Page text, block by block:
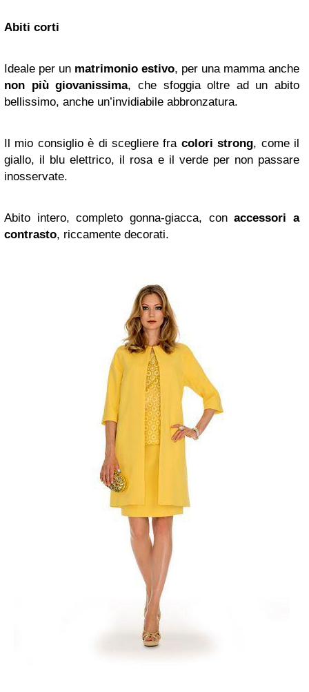
Abiti corti
Ideale per un matrimonio estivo, per una mamma anche
non più giovanissima, che sfoggia oltre ad un abito
bellissimo, anche un’invidiabile abbronzatura.
Il mio consiglio è di scegliere fra colori strong, come il
giallo, il blu elettrico, il rosa e il verde per non passare
inosservate.
Abito intero, completo gonna-giacca, conaccessori a
contrasto, riccamente decorati.